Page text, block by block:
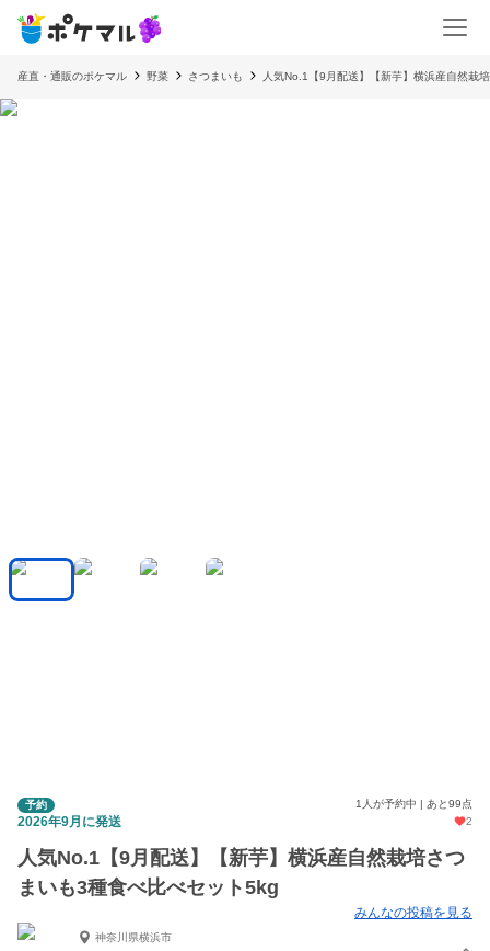
産直・通販のポケマル 野菜 さつまいも 人気No.1【9月配送】【新芋】横浜産自然栽
予約 1人が予約中 | あと99点
2026年9月に発送 2
人気No.1【9月配送】【新芋】横浜産自然栽培さつ
まいも3種食べ比べセット5kg
みんなの投稿を見る
神奈川県横浜市